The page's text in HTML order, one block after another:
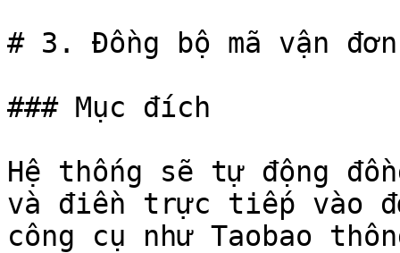
# 3. Đồng bộ mã vận đơn
### Mục đích
Hệ thống sẽ tự động
và điền trực tiếp vào
công cụ như Taobao